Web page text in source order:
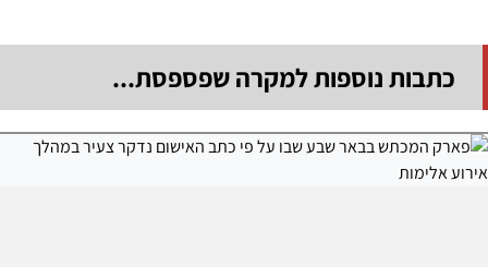
כתבות נוספות למקרה שפספסת...